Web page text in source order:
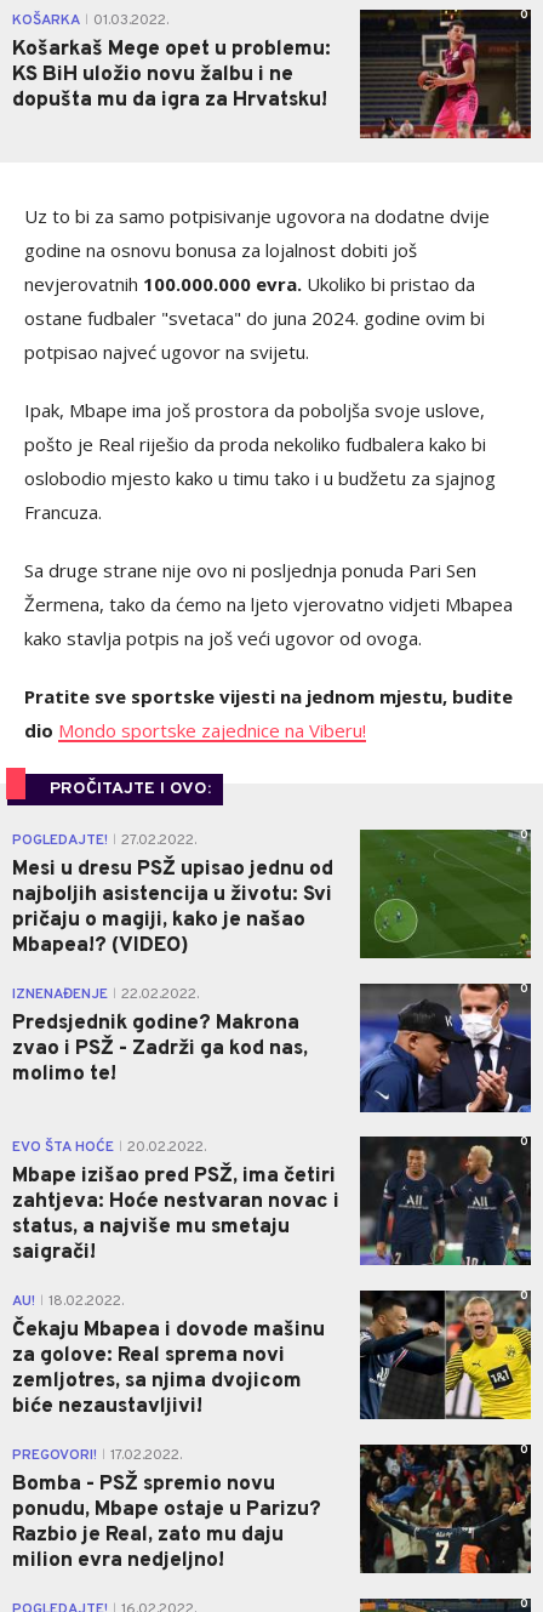
KOŠARKA 01.03.2022.
Košarkaš Mege opet u problemu:
KS BiH uložio novu žalbu i ne
dopušta mu da igra za Hrvatsku!
0
Uz to bi za samo potpisivanje ugovora na dodatne dvije
godine na osnovu bonusa za lojalnost dobiti još
nevjerovatnih 100.000.000 evra. Ukoliko bi pristao da
ostane fudbaler "svetaca" do juna 2024. godine ovim bi
potpisao najveć ugovor na svijetu.
Ipak, Mbape ima još prostora da poboljša svoje uslove,
pošto je Real riješio da proda nekoliko fudbalera kako bi
oslobodio mjesto kako u timu tako i u budžetu za sjajnog
Francuza.
Sa druge strane nije ovo ni posljednja ponuda Pari Sen
Žermena, tako da ćemo na ljeto vjerovatno vidjeti Mbapea
kako stavlja potpis na još veći ugovor od ovoga.
Pratite sve sportske vijesti na jednom mjestu, budite
dio Mondo sportske zajednice na Viberu!
PROČITAJTE I OVO:
POGLEDAJTE! 27.02.2022.
Mesi u dresu PSŽ upisao jednu od
najboljih asistencija u životu: Svi
pričaju o magiji, kako je našao
Mbapea!? (VIDEO)
0
IZNENAĐENJE 22.02.2022.
Predsjednik godine? Makrona
zvao i PSŽ - Zadrži ga kod nas,
molimo te!
0
EVO ŠTA HOĆE 20.02.2022.
Mbape izišao pred PSŽ, ima četiri
zahtjeva: Hoće nestvaran novac i
status, a najviše mu smetaju
saigrači!
0
AU! 18.02.2022.
Čekaju Mbapea i dovode mašinu
za golove: Real sprema novi
zemljotres, sa njima dvojicom
biće nezaustavljivi!
0
PREGOVORI! 17.02.2022.
Bomba - PSŽ spremio novu
ponudu, Mbape ostaje u Parizu?
Razbio je Real, zato mu daju
milion evra nedjeljno!
0
0